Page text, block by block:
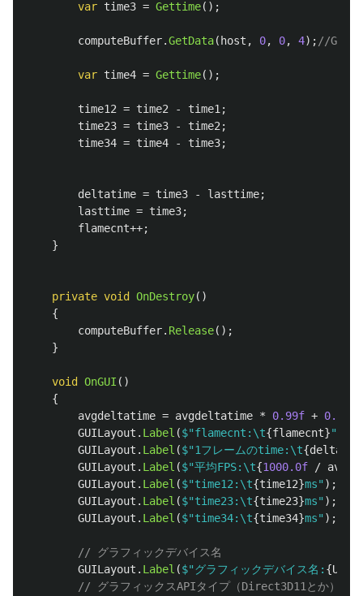
var time3 = Gettime();
computeBuffer.GetData( host , 0, 0, 4); //GPU
var time4 = Gettime();
time12 = time2 - time1 ;
time23 = time3 - time2 ;
time34 = time4 - time3;
deltatime = time3 - lasttime;
lasttime = time3;
flamecnt++;
}
private void OnDestroy()
{
computeBuffer. Release();
}
void OnGUI ()
{
avgdeltatime = avgdeltatime * 0.99f + 0.01f
GUILayout . Label ($"flamecnt:\t{flamecnt}"
GUILayout . Label ($"1フレームのtime:\t{
GUILayout . Label ($"平均FPS:\t{1000.0f /
GUILayout . Label ($"time12:\t{time12}ms" );
GUILayout . Label ($"time23:\t{time23}ms" );
GUILayout . Label ($"time34:\t{time34}ms" );
// グラフィックデバイス名
GUILayout . Label ($"グラフィックデバイス名: {
// グラフィックスAPIタイプ（Direct3D11とか）